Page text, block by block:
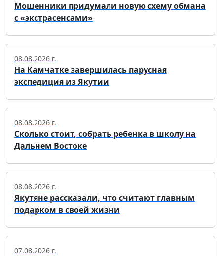
Мошенники придумали новую схему обмана
с «экстрасенсами»
08.08.2026 г.
На Камчатке завершилась парусная
экспедиция из Якутии
08.08.2026 г.
Сколько стоит, собрать ребенка в школу на
Дальнем Востоке
08.08.2026 г.
Якутяне рассказали, что считают главным
подарком в своей жизни
07.08.2026 г.